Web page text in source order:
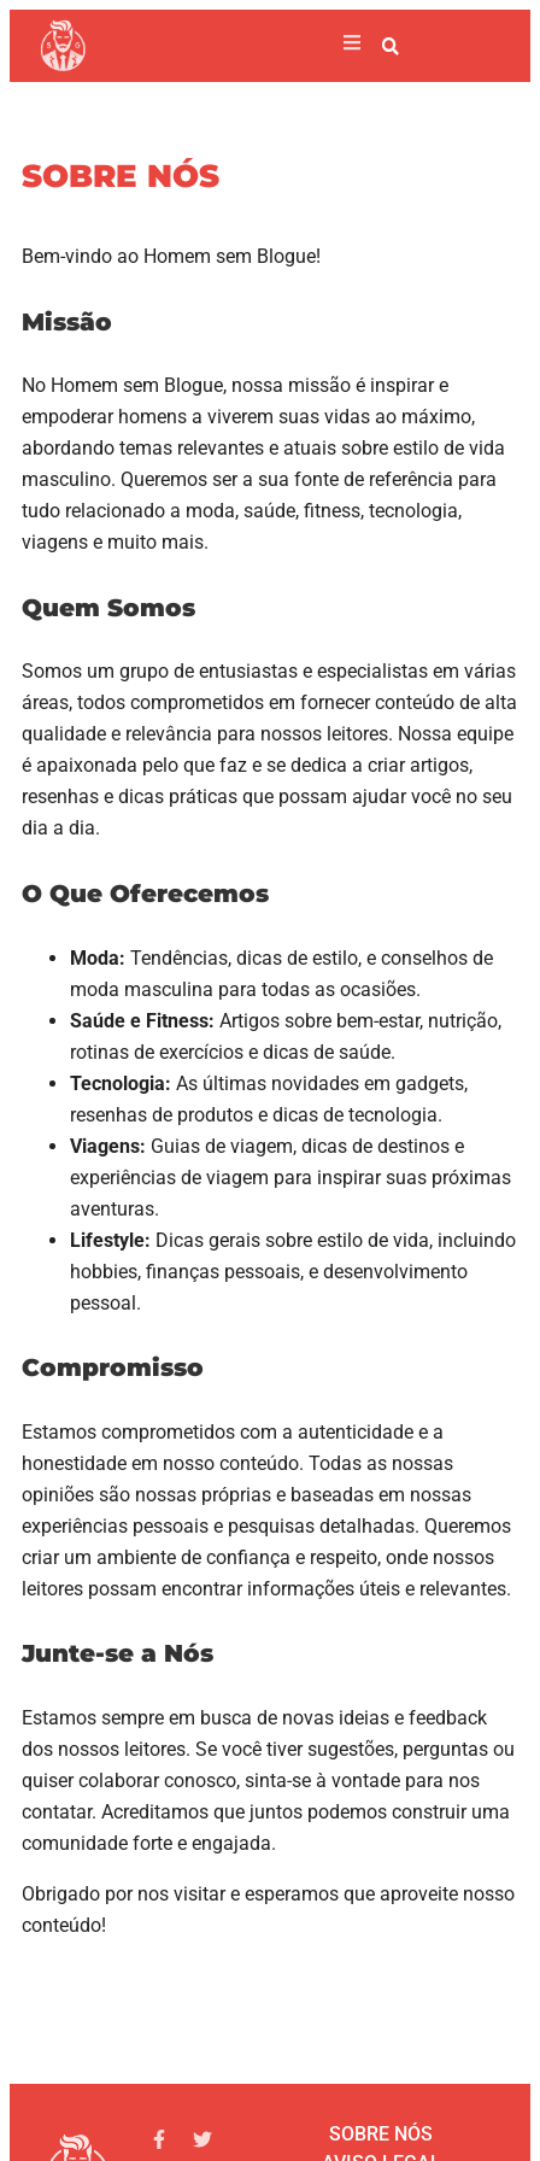
SOBRE NÓS
Bem-vindo ao Homem sem Blogue!
Missão
No Homem sem Blogue, nossa missão é inspirar e
empoderar homens a viverem suas vidas ao máximo,
abordando temas relevantes e atuais sobre estilo de vida
masculino. Queremos ser a sua fonte de referência para
tudo relacionado a moda, saúde, fitness, tecnologia,
viagens e muito mais.
Quem Somos
Somos um grupo de entusiastas e especialistas em várias
áreas, todos comprometidos em fornecer conteúdo de alta
qualidade e relevância para nossos leitores. Nossa equipe
é apaixonada pelo que faz e se dedica a criar artigos,
resenhas e dicas práticas que possam ajudar você no seu
dia a dia.
O Que Oferecemos
Moda: Tendências, dicas de estilo, e conselhos de
moda masculina para todas as ocasiões.
Saúde e Fitness: Artigos sobre bem-estar, nutrição,
rotinas de exercícios e dicas de saúde.
Tecnologia: As últimas novidades em gadgets,
resenhas de produtos e dicas de tecnologia.
Viagens: Guias de viagem, dicas de destinos e
experiências de viagem para inspirar suas próximas
aventuras.
Lifestyle: Dicas gerais sobre estilo de vida, incluindo
hobbies, finanças pessoais, e desenvolvimento
pessoal.
Compromisso
Estamos comprometidos com a autenticidade e a
honestidade em nosso conteúdo. Todas as nossas
opiniões são nossas próprias e baseadas em nossas
experiências pessoais e pesquisas detalhadas. Queremos
criar um ambiente de confiança e respeito, onde nossos
leitores possam encontrar informações úteis e relevantes.
Junte-se a Nós
Estamos sempre em busca de novas ideias e feedback
dos nossos leitores. Se você tiver sugestões, perguntas ou
quiser colaborar conosco, sinta-se à vontade para nos
contatar. Acreditamos que juntos podemos construir uma
comunidade forte e engajada.
Obrigado por nos visitar e esperamos que aproveite nosso
conteúdo!
SOBRE NÓS